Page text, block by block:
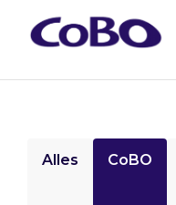
Alles CoBO